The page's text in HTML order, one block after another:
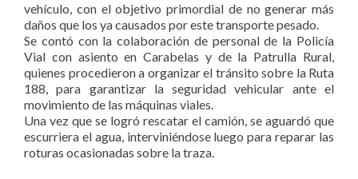
vehículo, con el objetivo primordial de no generar más
daños que los ya causados por este transporte pesado.
Se contó con la colaboración de personal de la Policía
Vial con asiento en Carabelas y de la Patrulla Rural,
quienes procedieron a organizar el tránsito sobre la Ruta
188, para garantizar la seguridad vehicular ante el
movimiento de las máquinas viales.
Una vez que se logró rescatar el camión, se aguardó que
escurriera el agua, interviniéndose luego para reparar las
roturas ocasionadas sobre la traza.